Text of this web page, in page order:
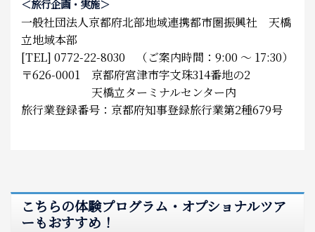
＜旅行企画・実施＞
一般社団法人京都府北部地域連携都市圏振興社 天橋
立地域本部
[TEL] 0772-22-8030 （ご案内時間：9:00 ～ 17:30）
〒626-0001 京都府宮津市字文珠314番地の2
天橋立ターミナルセンター内
旅行業登録番号：京都府知事登録旅行業第2種679号
こちらの体験プログラム・オプショナルツア
ーもおすすめ！